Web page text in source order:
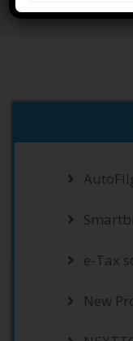
Home
e-Tax
New